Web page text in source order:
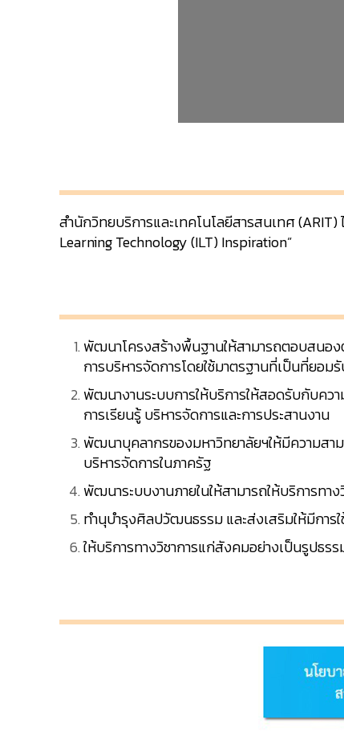
สำนักวิทยบริการและเทคโนโลยีสารสนเทศ
Learning Technology (ILT) Inspiration”
พัฒนาโครงสร้างพื้นฐานให้สามารถตอบสนอง
การบริหารจัดการโดยใช้มาตรฐานที่เป็นที่ยอม
พัฒนางานระบบการให้บริการให้สอดรับกับคว
การเรียนรู้ บริหารจัดการและการประสานงาน
พัฒนาบุคลากรของมหาวิทยาลัยฯให้มีความสา
บริหารจัดการในภาครัฐ
พัฒนาระบบงานภายในให้สามารถให้บริการทา
ทำนุบำรุงศิลปวัฒนธรรม และส่งเสริมให้มีการ
ให้บริการทางวิชาการแก่สังคมอย่างเป็นรูปธ